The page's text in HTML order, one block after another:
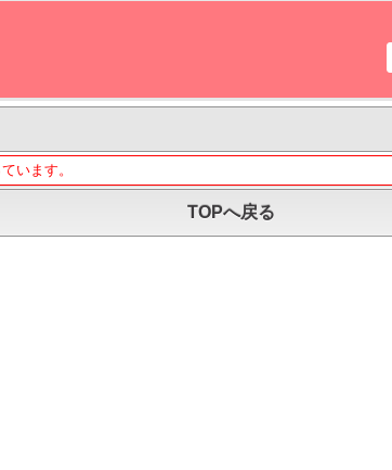
います。
TOPへ戻る